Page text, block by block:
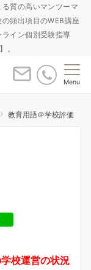
質の高いマンツーマ
頻出項目のWEB講座
イン個別受験指導
。
Menu
教育用語＠学校評価
校運営の状況